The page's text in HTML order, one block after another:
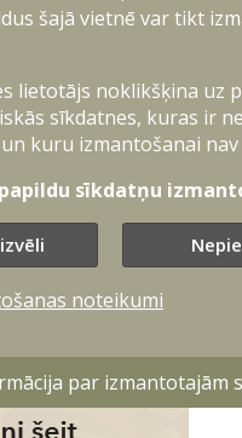
šajā vietnē var tikt
lietotājs noklikšķina uz
sīkdatnes, kuras ir
kuru izmantošanai
sīkdatņu
noteikumi
par izmantotajām